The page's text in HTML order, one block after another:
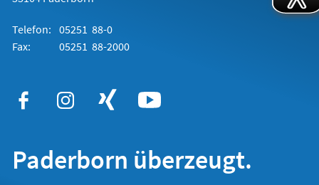
Telefon: 05251 88-0
Fax:
05251 88-2000
Paderborn überzeugt.